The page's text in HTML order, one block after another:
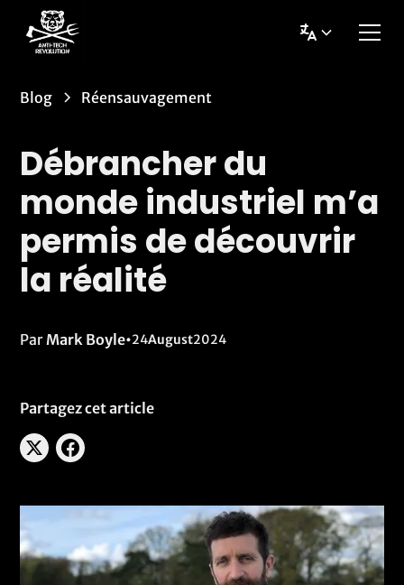
Blog Réensauvagement
Débrancher du
monde industriel m’a
permis de découvrir
la réalité
Par Mark Boyle•24August2024
Partagez cet article